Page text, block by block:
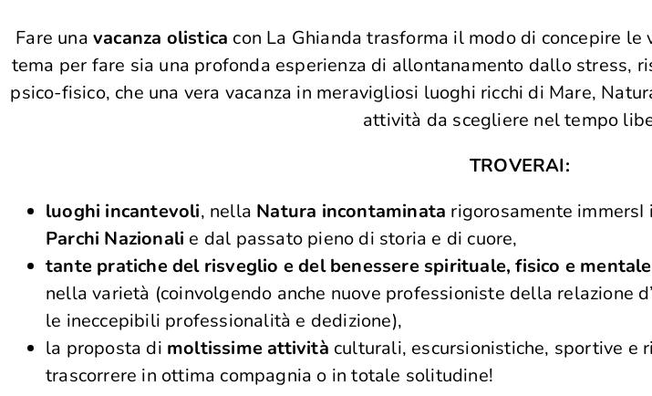
Fare una vacanza olistica con La Ghianda trasforma il modo di concepire
tema per fare sia una profonda esperienza di allontanamento dallo stress,
psico-fisico, che una vera vacanza in meravigliosi luoghi ricchi di Mare,
attività da scegliere nel tempo
TROVERAI:
luoghi incantevoli, nella Natura incontaminata rigorosamente
Parchi Nazionali e dal passato pieno di storia e di cuore,
tante pratiche del risveglio e del benessere spirituale, fisico e mentale
nella varietà (coinvolgendo anche nuove professioniste della relazione
le ineccepibili professionalità e dedizione),
la proposta di moltissime attività culturali, escursionistiche, sportive e
trascorrere in ottima compagnia o in totale solitudine!